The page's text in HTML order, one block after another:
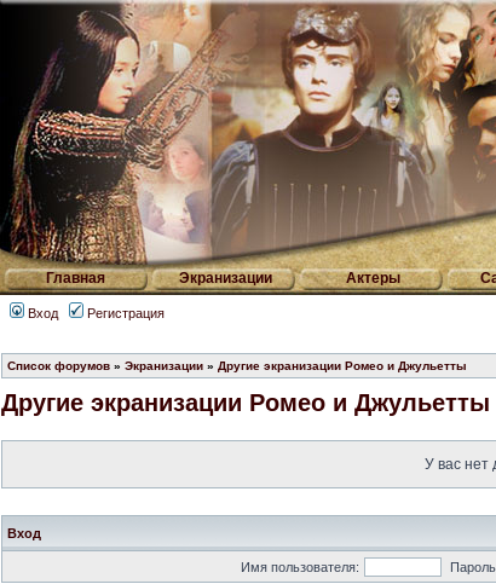
Главная Экранизации Актеры
Вход Регистрация
Список форумов » Экранизации » Другие экранизации Ромео и Джульетты
Другие экранизации Ромео и Джульетты
У вас нет
Вход
Имя пользователя: